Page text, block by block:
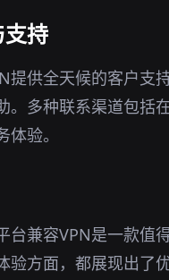
持
提供全天候的客户支
。多种联系渠道包括
验。
台兼容VPN是一款值
验方面，都展现出了